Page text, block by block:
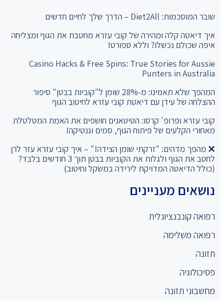
שובר המוסכמות: Diet2All – הדרך שלך לחיים חדשים
איך דיאטה קלה ומהירה של קובי עזרא מחטבת את הגוף ומצליחה
איפה שכולם נכשלו? וללא ספורט!
Casino Hacks & Free Spins: True Stories for Aussie
Punters in Australia
המהפך שלא תאמינו: מ-28% שומן ל"קוביות בבטן" סיפור
ההצלחה של עידן עם דיאטת קובי עזרא לחיטוב הגוף
קובי עזרא ופרופ' קרסו: הטיטאנים חושפים את האמת המטלטלת
מאחורי הקלעים של פיתוח הגוף, סמים וגנטיקה!
❌ מהפך מדהים: "זרקתי שומן הצידה!" – איך קובי עזרא עזר לרן
לחטב את הגוף ולגלות את הקוביות בבטן תוך 3 חודשים בלבד?
(כולל הדיאטה המדויקת לירידה במשקל וחיטוב)
נושאים מעניינים
רפואה קונבנציונלית
רפואה משלימה
תזונה
פסיכולוגיה
מחשבוני תזונה